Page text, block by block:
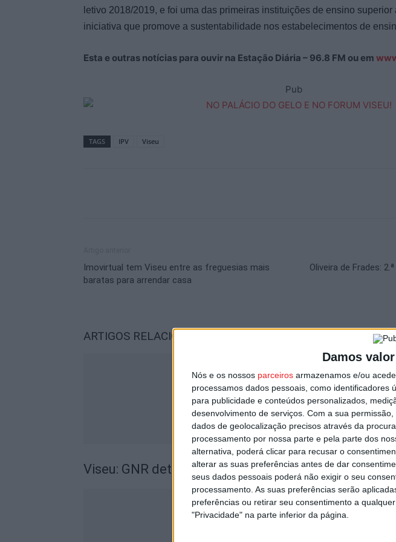
Damos
Nós e os nossos parceiros armazenamos e/ou
processamos dados pessoais, como
para publicidade e conteúdos personalizados,
desenvolvimento de serviços. Com a sua
dados de geolocalização precisos através da
processamento por nossa parte e pela parte dos
alternativa, poderá clicar para recusar o
alterar as suas preferências antes de dar
seus dados pessoais poderá não exigir o seu
processamento. As suas preferências serão
preferências ou retirar seu consentimento a
"Privacidade" na parte inferior da página.
letivo 2018/2019, e foi uma das primeiras instituições de ensino
iniciativa que promove a sustentabilidade nos estabelecimentos de
Esta e outras notícias para ouvir na Estação Diária – 96.8 FM ou em
Pub
TAGS IPV Viseu
Imovirtual tem Viseu entre as freguesias mais
baratas para arrendar casa
Oliveira de Frades:
ARTIGOS RELACIONADOS
Viseu: GNR detém sete suspeitos por furto de cobre